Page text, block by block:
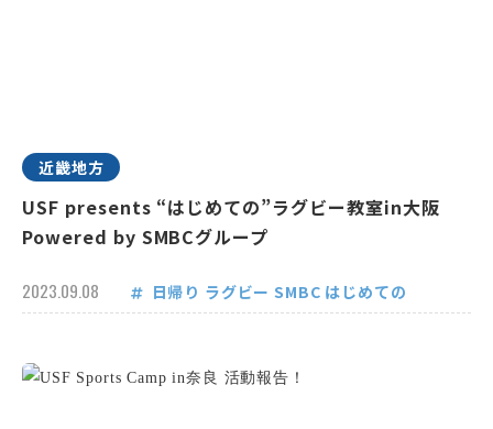
近畿地方
USF presents “はじめての”ラグビー教室in大阪
Powered by SMBCグループ
2023.09.08 日帰り ラグビー SMBC はじめての